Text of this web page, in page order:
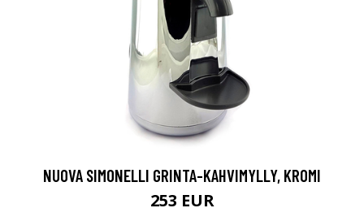
NUOVA SIMONELLI GRINTA-KAHVIMYLLY, KROMI
253 EUR